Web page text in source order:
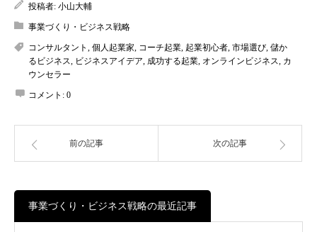
投稿者: 小山大輔
事業づくり・ビジネス戦略
コンサルタント , 個人起業家, コーチ起業, 起業初心者, 市場選び, 儲か
るビジネス, ビジネスアイデア, 成功する起業, オンラインビジネス, カ
ウンセラー
コメント: 0
前の記事 次の記事
事業づくり・ビジネス戦略の最近記事